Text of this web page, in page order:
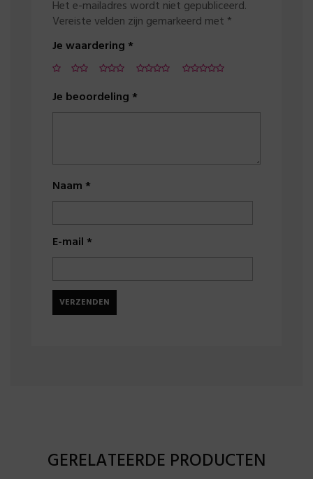
Het e-mailadres wordt niet gepubliceerd.
Vereiste velden zijn gemarkeerd met *
Je waardering*
Je beoordeling*
Naam*
E-mail*
GERELATEERDE PRODUCTEN